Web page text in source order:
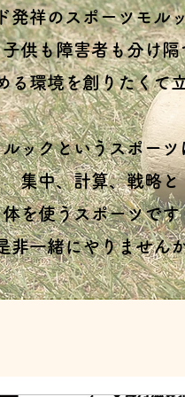
発祥のスポーツモル
供も障害者も分け隔
る環境を創りたくて
ックというスポーツ
集中、計算、戦略と
体を使うスポーツです
非一緒にやりません